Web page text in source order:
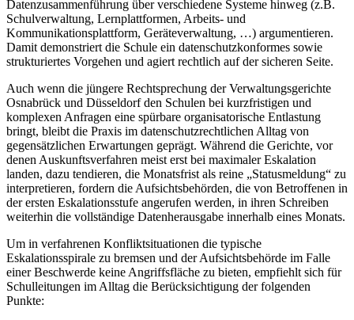
Datenzusammenführung über verschiedene Systeme hinweg (z.B.
Schulverwaltung, Lernplattformen, Arbeits- und
Kommunikationsplattform, Geräteverwaltung, …) argumentieren.
Damit demonstriert die Schule ein datenschutzkonformes sowie
strukturiertes Vorgehen und agiert rechtlich auf der sicheren Seite.
Auch wenn die jüngere Rechtsprechung der Verwaltungsgerichte
Osnabrück und Düsseldorf den Schulen bei kurzfristigen und
komplexen Anfragen eine spürbare organisatorische Entlastung
bringt, bleibt die Praxis im datenschutzrechtlichen Alltag von
gegensätzlichen Erwartungen geprägt. Während die Gerichte, vor
denen Auskunftsverfahren meist erst bei maximaler Eskalation
landen, dazu tendieren, die Monatsfrist als reine „Statusmeldung“ zu
interpretieren, fordern die Aufsichtsbehörden, die von Betroffenen in
der ersten Eskalationsstufe angerufen werden, in ihren Schreiben
weiterhin die vollständige Datenherausgabe innerhalb eines Monats.
Um in verfahrenen Konfliktsituationen die typische
Eskalationsspirale zu bremsen und der Aufsichtsbehörde im Falle
einer Beschwerde keine Angriffsfläche zu bieten, empfiehlt sich für
Schulleitungen im Alltag die Berücksichtigung der folgenden
Punkte: